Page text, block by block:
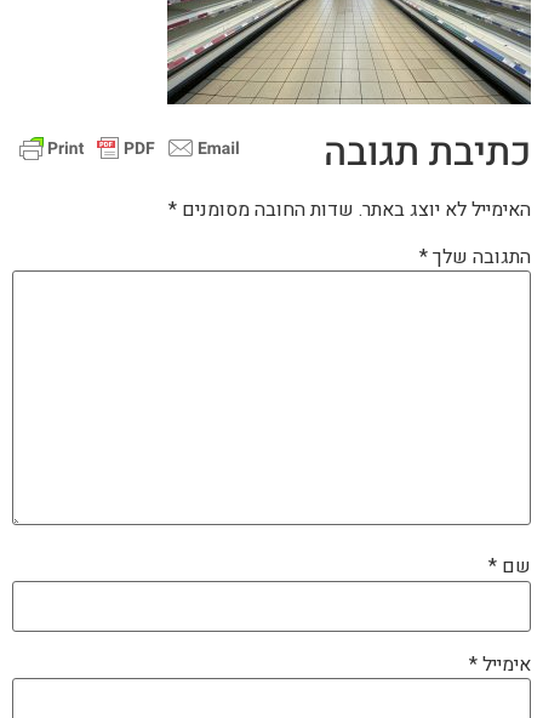
כתיבת תגובה
האימייל לא יוצג באתר. שדות החובה מסומנים *
התגובה שלך*
שם *
אימייל*